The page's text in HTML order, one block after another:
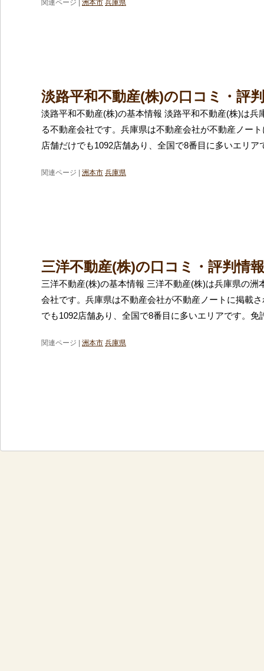
関連ページ | 洲本市 兵庫県
淡路平和不動産(株)の口コミ・評
淡路平和不動産(株)の基本情報 淡路平和不動産(株)は兵
る不動産会社です。兵庫県は不動産会社が不動産ノー
店舗だけでも1092店舗あり、全国で8番目に多いエリア
関連ページ | 洲本市 兵庫県
三洋不動産(株)の口コミ・評判情報
三洋不動産(株)の基本情報 三洋不動産(株)は兵庫県の洲
会社です。兵庫県は不動産会社が不動産ノートに掲載
でも1092店舗あり、全国で8番目に多いエリアです。免
関連ページ | 洲本市 兵庫県